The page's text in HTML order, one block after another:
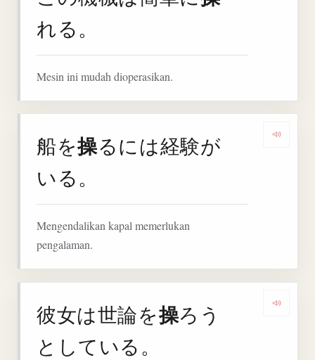
れる。
Mesin ini mudah dioperasikan.
船を操るには経験が
いる。
Mengendalikan kapal memerlukan
pengalaman.
彼女は世論を操ろう
としている。